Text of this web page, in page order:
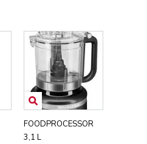
FOODPROCESSOR
3,1 L